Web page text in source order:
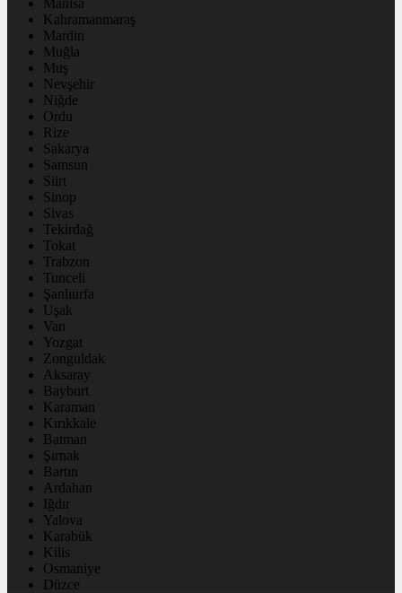
Manisa
Kahramanmaraş
Mardin
Muğla
Muş
Nevşehir
Niğde
Ordu
Rize
Sakarya
Samsun
Siirt
Sinop
Sivas
Tekirdağ
Tokat
Trabzon
Tunceli
Şanlıurfa
Uşak
Van
Yozgat
Zonguldak
Aksaray
Bayburt
Karaman
Kırıkkale
Batman
Şırnak
Bartın
Ardahan
Iğdır
Yalova
Karabük
Kilis
Osmaniye
Düzce